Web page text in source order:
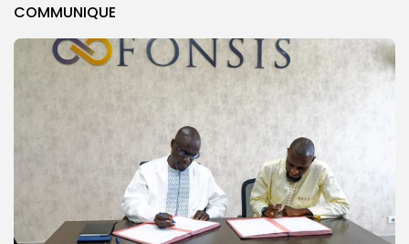
COMMUNIQUE